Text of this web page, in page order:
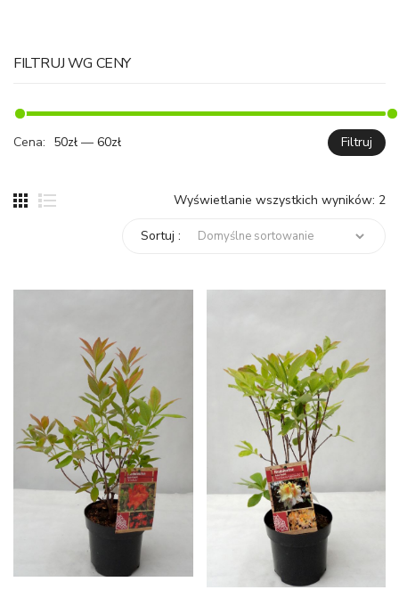
FILTRUJ WG CENY
Filtruj
Cena: 50zł — 60zł
Wyświetlanie wszystkich wyników: 2
Sortuj :